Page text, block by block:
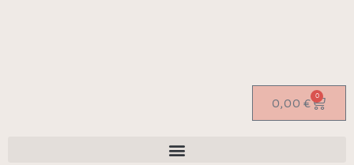
0,00 € 0